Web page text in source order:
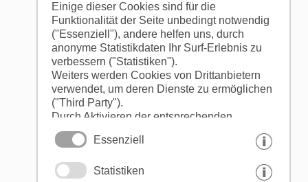
Einige dieser Cookies sind für die
Funktionalität der Seite unbedingt notwendig
("Essenziell"), andere helfen uns, durch
anonyme Statistikdaten Ihr Surf-Erlebnis zu
verbessern ("Statistiken").
Weiters werden Cookies von Drittanbietern
verwendet, um deren Dienste zu ermöglichen
("Third Party").
Durch Aktivieren der entsprechenden
Schaltflächen entscheiden Sie selbst, welche
Cookies zum Einsatz kommen.
"Auswahl speichern" oder "Auswahl
Essenziell
Statistiken